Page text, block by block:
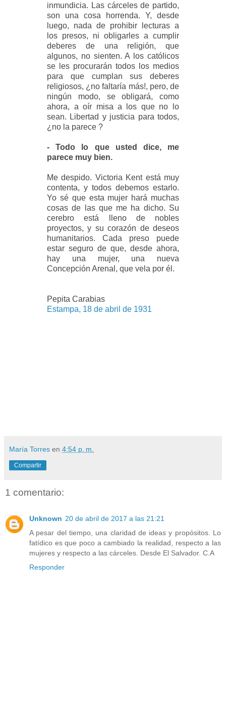
inmundicia. Las cárceles de partido,
son una cosa horrenda. Y, desde
luego, nada de prohibir lecturas a
los presos, ni obligarles a cumplir
deberes de una religión, que
algunos, no sienten. A los católicos
se les procurarán todos los medios
para que cumplan sus deberes
religiosos, ¿no faltaría más!, pero, de
ningún modo, se obligará, como
ahora, a oír misa a los que no lo
sean. Libertad y justicia para todos,
¿no la parece ?
- Todo lo que usted dice, me
parece muy bien.
Me despido. Victoria Kent está muy
contenta, y todos debemos estarlo.
Yo sé que esta mujer hará muchas
cosas de las que me ha dicho. Su
cerebro está lleno de nobles
proyectos, y su corazón de deseos
humanitarios. Cada preso puede
estar seguro de que, desde ahora,
hay una mujer, una nueva
Concepción Arenal, que vela por él.
Pepita Carabias
Estampa, 18 de abril de 1931
María Torres en 4:54 p. m.
Compartir
1 comentario:
Unknown 20 de abril de 2017 a las 21:21
A pesar del tiempo, una claridad de ideas y propósitos. Lo
fatídico es que poco a cambiado la realidad, respecto a las
mujeres y respecto a las cárceles. Desde El Salvador. C.A
Responder